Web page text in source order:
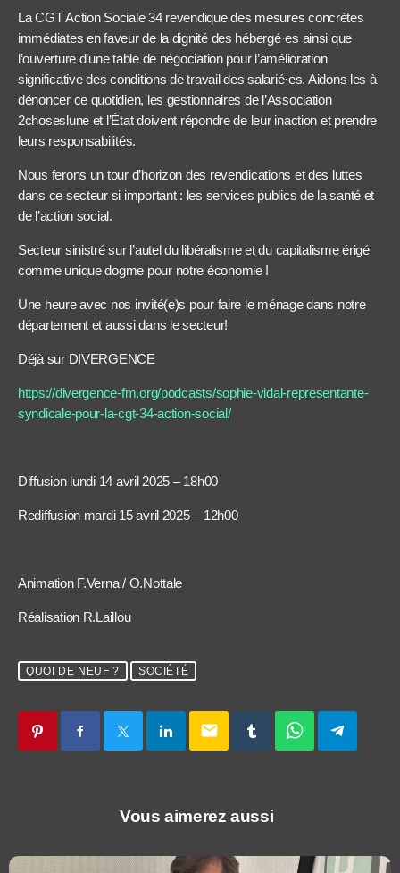
La CGT Action Sociale 34 revendique des mesures concrètes
immédiates en faveur de la dignité des hébergé·es ainsi que
l’ouverture d’une table de négociation pour l’amélioration
significative des conditions de travail des salarié·es. Aidons les à
dénoncer ce quotidien, les gestionnaires de l’Association
2choseslune et l’État doivent répondre de leur inaction et prendre
leurs responsabilités.
Nous ferons un tour d’horizon des revendications et des luttes
dans ce secteur si important : les services publics de la santé et
de l’action social.
Secteur sinistré sur l’autel du libéralisme et du capitalisme érigé
comme unique dogme pour notre économie !
Une heure avec nos invité(e)s pour faire le ménage dans notre
département et aussi dans le secteur!
Déjà sur DIVERGENCE
https://divergence-fm.org/podcasts/sophie-vidal-representante-
syndicale-pour-la-cgt-34-action-social/
Diffusion lundi 14 avril 2025 – 18h00
Rediffusion mardi 15 avril 2025 – 12h00
Animation F.Verna / O.Nottale
Réalisation R.Laillou
QUOI DE NEUF ? SOCIÉTÉ
email
Vous aimerez aussi